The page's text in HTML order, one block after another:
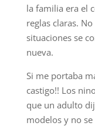
la familia era el
reglas claras.
situaciones se
nueva.
Si me portaba
castigo!! Los
que un adulto
modelos y no